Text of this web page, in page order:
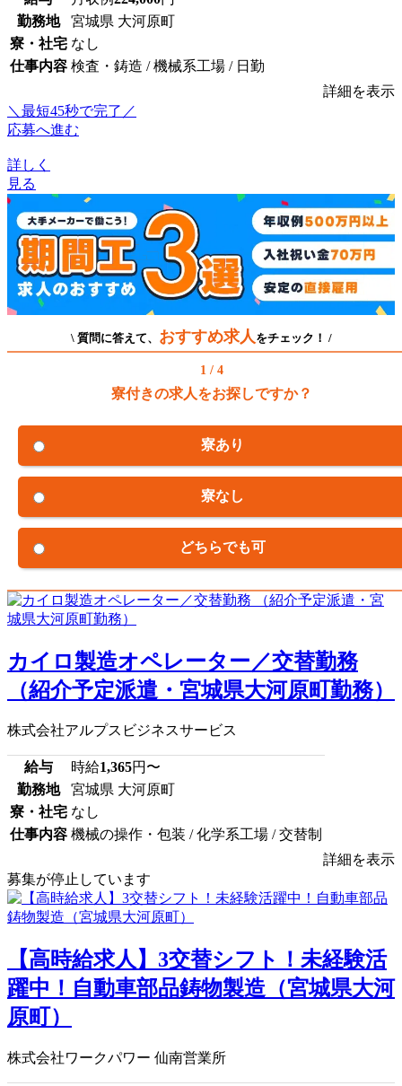
勤務地
宮城県 大河原町
寮・社宅 なし
仕事内容 検査・鋳造 / 機械系工場 / 日勤
詳細を表示
＼最短45秒で完了／
応募へ進む
詳しく
見る
\ 質問に答えて、 おすすめ求人 をチェック！ /
1 / 4
寮付きの求人をお探しですか？
寮あり
寮なし
どちらでも可
カイロ製造オペレーター／交替勤務
（紹介予定派遣・宮城県大河原町勤務）
株式会社アルプスビジネスサービス
給与 時給1,365円〜
勤務地
宮城県 大河原町
寮・社宅 なし
仕事内容 機械の操作・包装 / 化学系工場 / 交替制
詳細を表示
募集が停止しています
【高時給求人】3交替シフト！未経験活
躍中！自動車部品鋳物製造（宮城県大河
原町）
株式会社ワークパワー 仙南営業所